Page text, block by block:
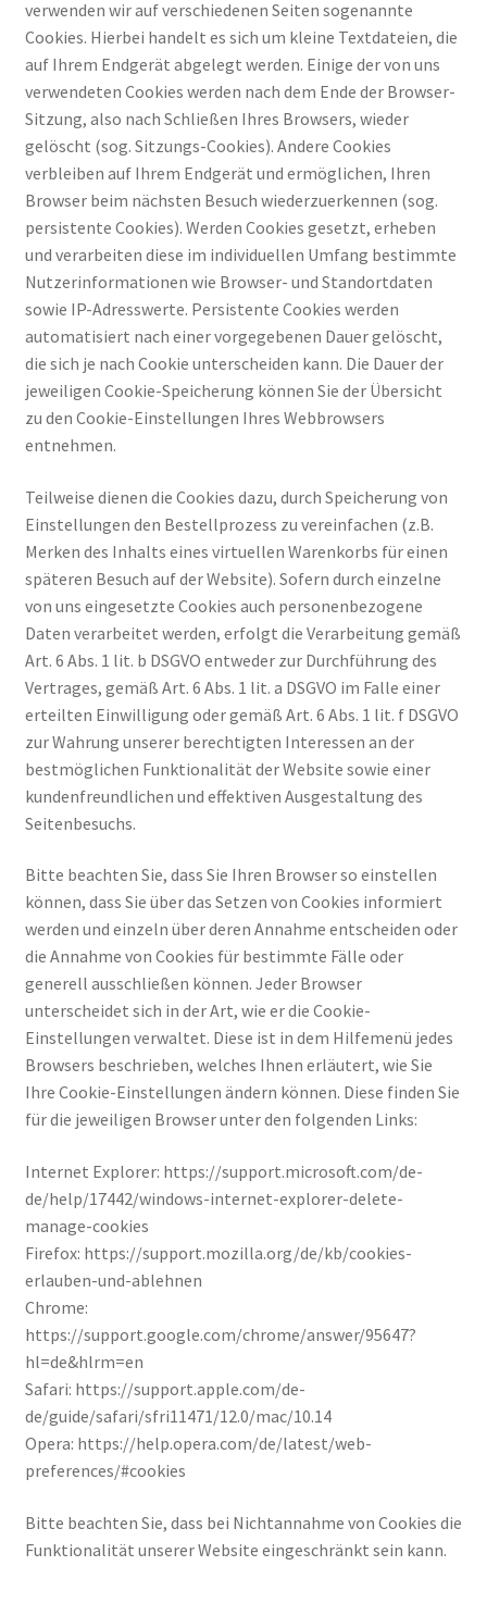
verwenden wir auf verschiedenen Seiten sogenannte
Cookies. Hierbei handelt es sich um kleine Textdateien, die
auf Ihrem Endgerät abgelegt werden. Einige der von uns
verwendeten Cookies werden nach dem Ende der Browser-
Sitzung, also nach Schließen Ihres Browsers, wieder
gelöscht (sog. Sitzungs-Cookies). Andere Cookies
verbleiben auf Ihrem Endgerät und ermöglichen, Ihren
Browser beim nächsten Besuch wiederzuerkennen (sog.
persistente Cookies). Werden Cookies gesetzt, erheben
und verarbeiten diese im individuellen Umfang bestimmte
Nutzerinformationen wie Browser- und Standortdaten
sowie IP-Adresswerte. Persistente Cookies werden
automatisiert nach einer vorgegebenen Dauer gelöscht,
die sich je nach Cookie unterscheiden kann. Die Dauer der
jeweiligen Cookie-Speicherung können Sie der Übersicht
zu den Cookie-Einstellungen Ihres Webbrowsers
entnehmen.
Teilweise dienen die Cookies dazu, durch Speicherung von
Einstellungen den Bestellprozess zu vereinfachen (z.B.
Merken des Inhalts eines virtuellen Warenkorbs für einen
späteren Besuch auf der Website). Sofern durch einzelne
von uns eingesetzte Cookies auch personenbezogene
Daten verarbeitet werden, erfolgt die Verarbeitung gemäß
Art. 6 Abs. 1 lit. b DSGVO entweder zur Durchführung des
Vertrages, gemäß Art. 6 Abs. 1 lit. a DSGVO im Falle einer
erteilten Einwilligung oder gemäß Art. 6 Abs. 1 lit. f DSGVO
zur Wahrung unserer berechtigten Interessen an der
bestmöglichen Funktionalität der Website sowie einer
kundenfreundlichen und effektiven Ausgestaltung des
Seitenbesuchs.
Bitte beachten Sie, dass Sie Ihren Browser so einstellen
können, dass Sie über das Setzen von Cookies informiert
werden und einzeln über deren Annahme entscheiden oder
die Annahme von Cookies für bestimmte Fälle oder
generell ausschließen können. Jeder Browser
unterscheidet sich in der Art, wie er die Cookie-
Einstellungen verwaltet. Diese ist in dem Hilfemenü jedes
Browsers beschrieben, welches Ihnen erläutert, wie Sie
Ihre Cookie-Einstellungen ändern können. Diese finden Sie
für die jeweiligen Browser unter den folgenden Links:
Internet Explorer: https://support.microsoft.com/de-
de/help/17442/windows-internet-explorer-delete-
manage-cookies
Firefox: https://support.mozilla.org/de/kb/cookies-
erlauben-und-ablehnen
Chrome:
https://support.google.com/chrome/answer/95647?
hl=de&hlrm=en
Safari: https://support.apple.com/de-
de/guide/safari/sfri11471/12.0/mac/10.14
Opera: https://help.opera.com/de/latest/web-
preferences/#cookies
Bitte beachten Sie, dass bei Nichtannahme von Cookies die
Funktionalität unserer Website eingeschränkt sein kann.